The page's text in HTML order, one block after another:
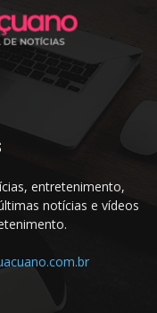
entretenimento,
notícias e vídeos